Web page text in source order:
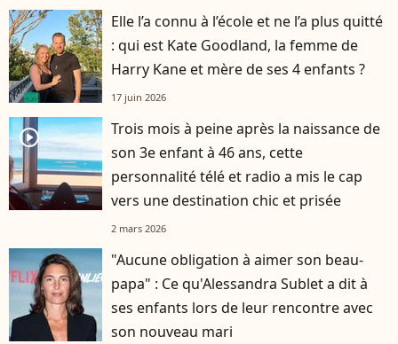
Elle l’a connu à l’école et ne l’a plus quitté
: qui est Kate Goodland, la femme de
Harry Kane et mère de ses 4 enfants ?
17 juin 2026
player2
Trois mois à peine après la naissance de
son 3e enfant à 46 ans, cette
personnalité télé et radio a mis le cap
vers une destination chic et prisée
2 mars 2026
"Aucune obligation à aimer son beau-
papa" : Ce qu'Alessandra Sublet a dit à
ses enfants lors de leur rencontre avec
son nouveau mari